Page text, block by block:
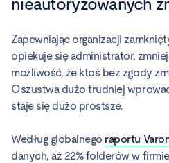
Zapewniając organizacji
opiekuje się administrator,
możliwość, że ktoś bez zgody
Oszustwa dużo trudniej
staje się dużo prostsze.
Według globalnego raportu
danych, aż 22% folderów w